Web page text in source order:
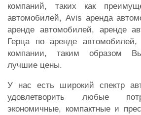
компаний, таких как
автомобилей, Avis аренда
аренде автомобилей, аренде
Герца по аренде
компании, таким образом Вы
лучшие цены.
У нас есть широкий спектр
удовлетворить любые
экономичные, компактные и